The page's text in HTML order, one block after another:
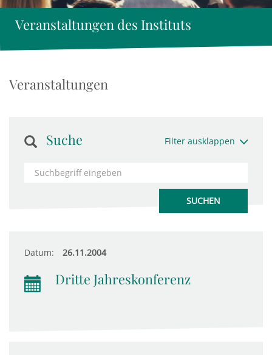
Veranstaltungen des Instituts
Veranstaltungen
Suche Filter ausklappen
Datum: 26.11.2004
Dritte Jahreskonferenz